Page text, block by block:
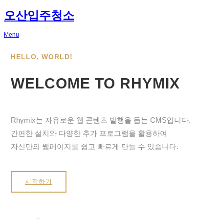
오산입주청소
Menu
HELLO, WORLD!
WELCOME TO RHYMIX
Rhymix는 자유로운 웹 콘텐츠 발행을 돕는 CMS입니다.
간편한 설치와 다양한 추가 프로그램을 활용하여
자신만의 웹페이지를 쉽고 빠르게 만들 수 있습니다.
시작하기